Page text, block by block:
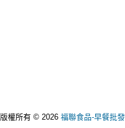
版權所有 © 2026 福聯食品-早餐批